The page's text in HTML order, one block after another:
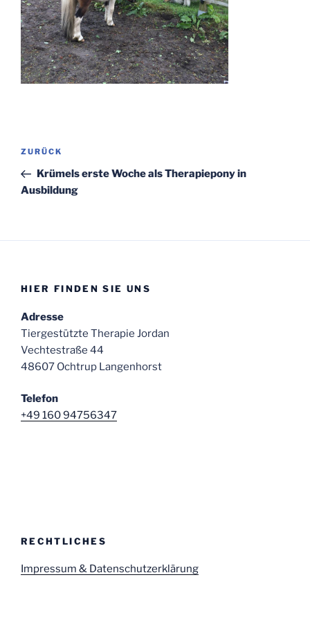
Beitragsnavigation
Vorheriger
Beitrag
ZURÜCK
Krümels erste Woche als Therapiepony in
Ausbildung
HIER FINDEN SIE UNS
Adresse
Tiergestützte Therapie Jordan
Vechtestraße 44
48607 Ochtrup Langenhorst
Telefon
+49 160 94756347
RECHTLICHES
Impressum & Datenschutzerklärung